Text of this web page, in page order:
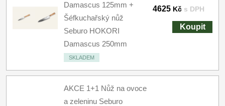
Damascus 125mm +
Šéfkuchařský nůž
Seburo HOKORI
Damascus 250mm
SKLADEM
4625 Kč s DPH
Koupit
AKCE 1+1 Nůž na ovoce
a zeleninu Seburo